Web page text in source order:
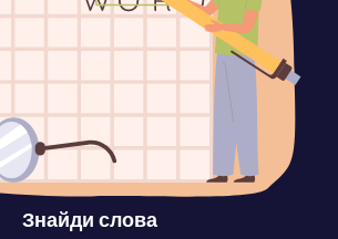
Знайди слова